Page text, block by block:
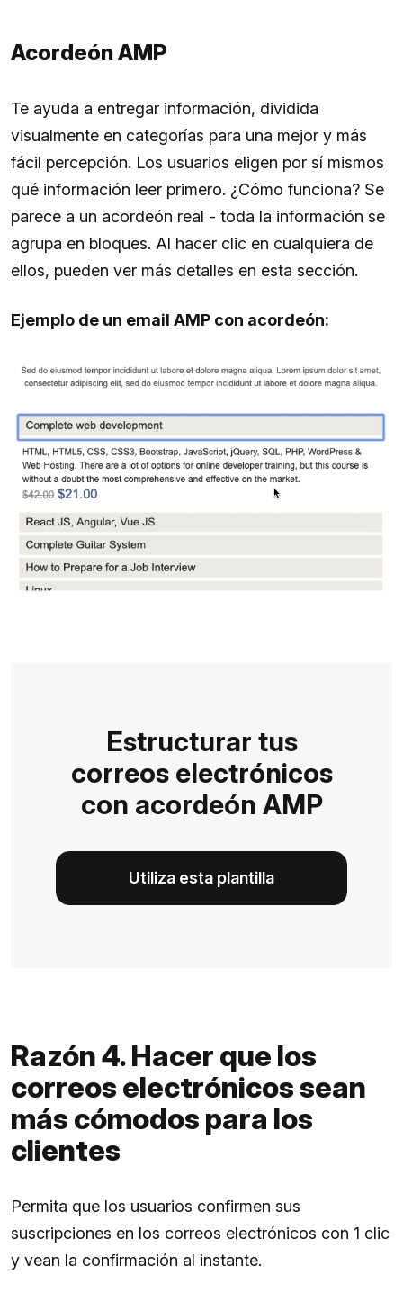
Acordeón AMP
Te ayuda a entregar información, dividida
visualmente en categorías para una mejor y más
fácil percepción. Los usuarios eligen por sí mismos
qué información leer primero. ¿Cómo funciona? Se
parece a un acordeón real - toda la información se
agrupa en bloques. Al hacer clic en cualquiera de
ellos, pueden ver más detalles en esta sección.
Ejemplo de un email AMP con acordeón:
Estructurar tus
correos electrónicos
con acordeón AMP
Utiliza esta plantilla
Razón 4. Hacer que los
correos electrónicos sean
más cómodos para los
clientes
Permita que los usuarios confirmen sus
suscripciones en los correos electrónicos con 1 clic
y vean la confirmación al instante.